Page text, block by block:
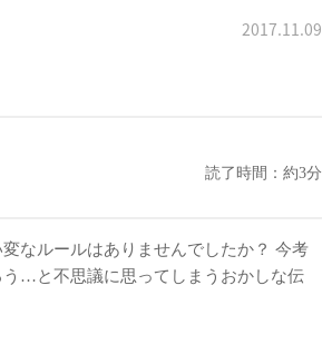
2017.11.09
読了時間：約3分
なルールはありませんでしたか？ 今考
…と不思議に思ってしまうおかしな伝